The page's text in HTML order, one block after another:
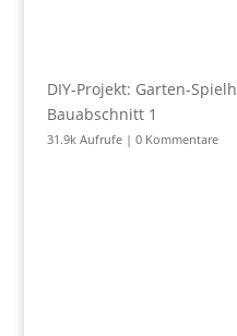
DIY-Projekt: Garten-
Bauabschnitt 1
31.9k Aufrufe| 0 Kommentare